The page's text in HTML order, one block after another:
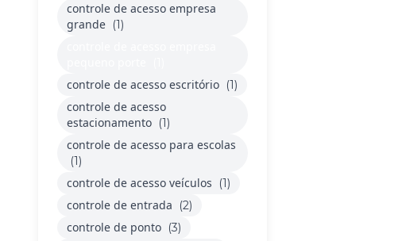
controle de acesso empresa
grande (1)
controle de acesso escritório (1)
controle de acesso
estacionamento (1)
controle de acesso para escolas
(1)
controle de acesso veículos (1)
controle de entrada (2)
controle de ponto (3)